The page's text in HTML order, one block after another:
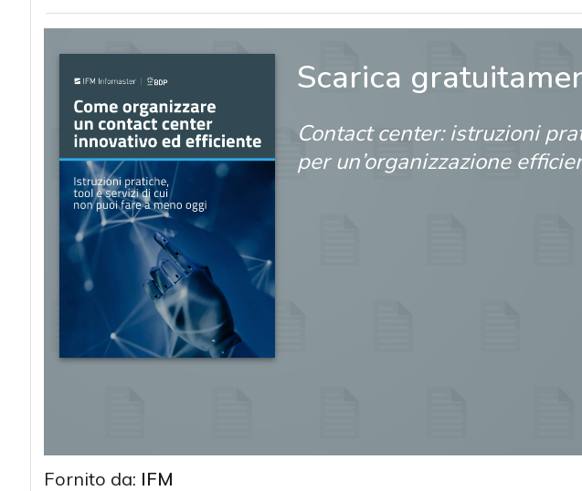
Scarica
Contact center: istruzioni
per un’organizzazione
Fornito da: IFM